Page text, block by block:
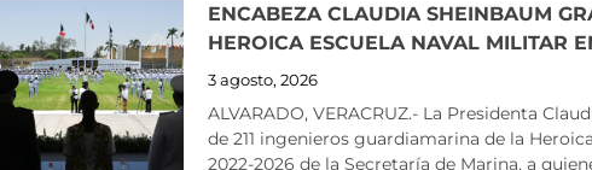
ENCABEZA CLAUDIA SHEINBAUM
HEROICA ESCUELA NAVAL MILITAR
3 agosto, 2026
ALVARADO, VERACRUZ.- La Presidenta
de 211 ingenieros guardiamarina de la
2022-2026 de la Secretaría de Marina, a